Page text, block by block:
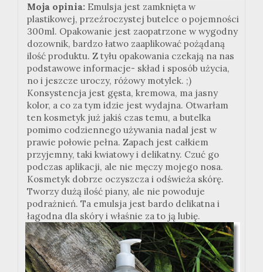
Moja opinia: Emulsja jest zamknięta w
plastikowej, przeźroczystej butelce o pojemności
300ml. Opakowanie jest zaopatrzone w wygodny
dozownik, bardzo łatwo zaaplikować pożądaną
ilość produktu. Z tyłu opakowania czekają na nas
podstawowe informacje- skład i sposób użycia,
no i jeszcze uroczy, różowy motylek. ;)
Konsystencja jest gęsta, kremowa, ma jasny
kolor, a co za tym idzie jest wydajna. Otwarłam
ten kosmetyk już jakiś czas temu, a butelka
pomimo codziennego używania nadal jest w
prawie połowie pełna. Zapach jest całkiem
przyjemny, taki kwiatowy i delikatny. Czuć go
podczas aplikacji, ale nie męczy mojego nosa.
Kosmetyk dobrze oczyszcza i odświeża skórę.
Tworzy dużą ilość piany, ale nie powoduje
podrażnień. Ta emulsja jest bardo delikatna i
łagodna dla skóry i właśnie za to ją lubię.